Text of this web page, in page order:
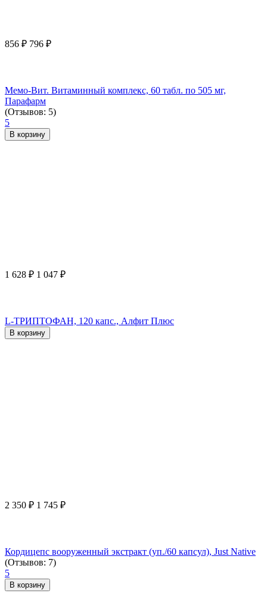
856 ₽ 796 ₽
Мемо-Вит. Витаминный комплекс, 60 табл. по 505 мг,
Парафарм
(Отзывов: 5)
5
В корзину
1 628 ₽ 1 047 ₽
L-ТРИПТОФАН, 120 капс., Алфит Плюс
В корзину
2 350 ₽ 1 745 ₽
Кордицепс вооруженный экстракт (уп./60 капсул), Just Native
(Отзывов: 7)
5
В корзину